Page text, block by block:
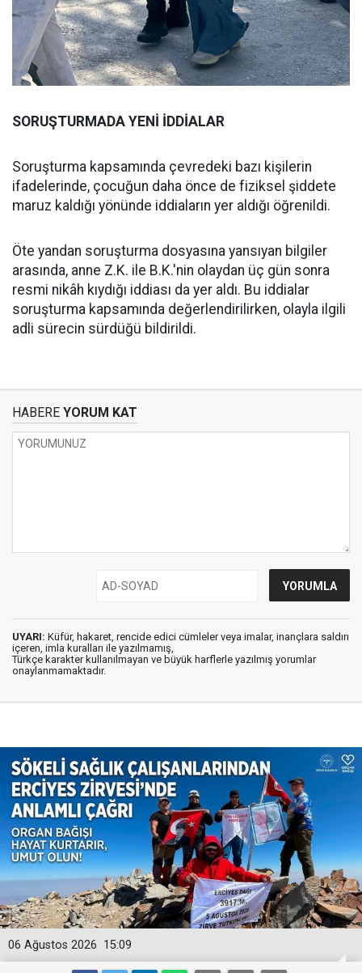
SORUŞTURMADA YENİ İDDİALAR
Soruşturma kapsamında çevredeki bazı kişilerin
ifadelerinde, çocuğun daha önce de fiziksel şiddete
maruz kaldığı yönünde iddiaların yer aldığı öğrenildi.
Öte yandan soruşturma dosyasına yansıyan bilgiler
arasında, anne Z.K. ile B.K.'nin olaydan üç gün sonra
resmi nikâh kıydığı iddiası da yer aldı. Bu iddialar
soruşturma kapsamında değerlendirilirken, olayla ilgili
adli sürecin sürdüğü bildirildi.
HABERE YORUM KAT
UYARI: Küfür, hakaret, rencide edici cümleler veya imalar, inançlara saldırı
içeren, imla kuralları ile yazılmamış,
Türkçe karakter kullanılmayan ve büyük harflerle yazılmış yorumlar
onaylanmamaktadır.
15:09
06 Ağustos 2026